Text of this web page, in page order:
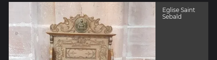
Eglise Saint
Sebald